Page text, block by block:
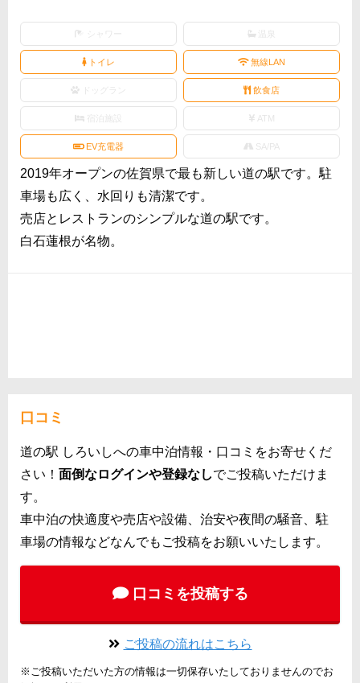
トイレ 無線LAN
ドッグラン 飲食店
宿泊施設 ATM
EV充電器 SA/PA
2019年オープンの佐賀県で最も新しい道の駅です。駐
車場も広く、水回りも清潔です。
売店とレストランのシンプルな道の駅です。
白石蓮根が名物。
口コミ
道の駅 しろいしへの車中泊情報・口コミをお寄せくだ
さい！ 面倒なログインや登録なしでご投稿いただけま
す。
車中泊の快適度や売店や設備、治安や夜間の騒音、駐
車場の情報などなんでもご投稿をお願いいたします。
口コミを投稿する
ご投稿の流れはこちら
※ご投稿いただいた方の情報は一切保存いたしておりませんのでお